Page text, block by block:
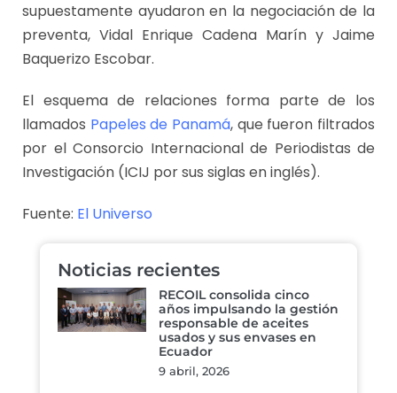
supuestamente ayudaron en la negociación de la
preventa, Vidal Enrique Cadena Marín y Jaime
Baquerizo Escobar.
El esquema de relaciones forma parte de los
llamados Papeles de Panamá, que fueron filtrados
por el Consorcio Internacional de Periodistas de
Investigación (ICIJ por sus siglas en inglés).
Fuente: El Universo
Noticias recientes
RECOIL consolida cinco
años impulsando la gestión
responsable de aceites
usados y sus envases en
Ecuador
9 abril, 2026